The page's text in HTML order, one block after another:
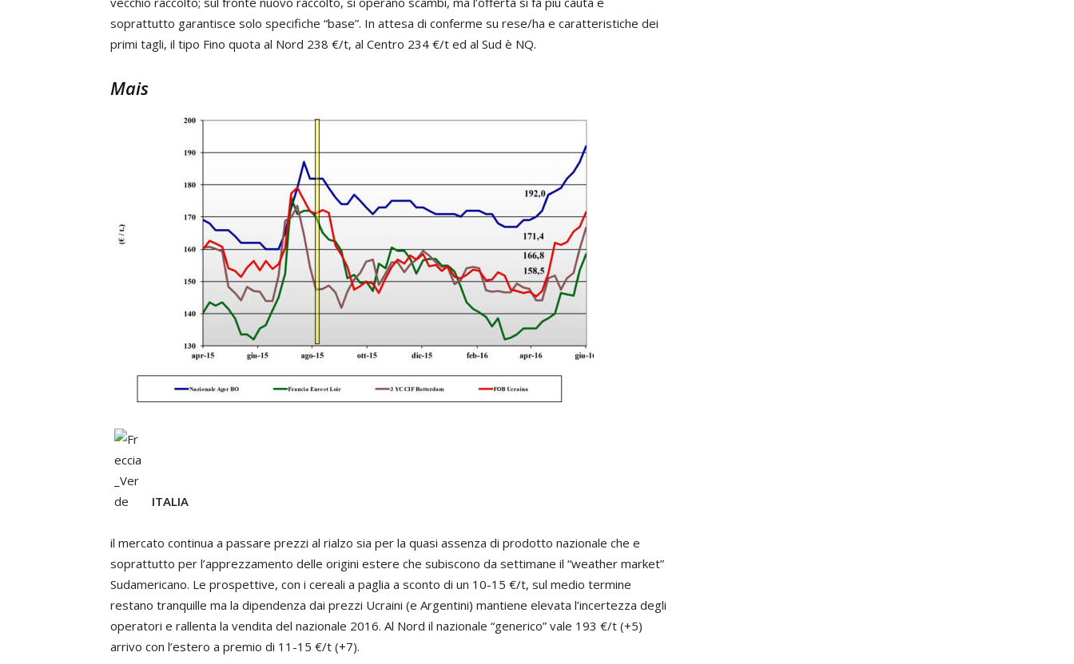
soprattutto garantisce solo specifiche “base”. In attesa di conferme su rese/ha e caratteristiche dei
primi tagli, il tipo Fino quota al Nord 238 €/t, al Centro 234 €/t ed al Sud è NQ.
Mais
ITALIA
il mercato continua a passare prezzi al rialzo sia per la quasi assenza di prodotto nazionale che e
soprattutto per l’apprezzamento delle origini estere che subiscono da settimane il “weather market”
Sudamericano. Le prospettive, con i cereali a paglia a sconto di un 10-15 €/t, sul medio termine
restano tranquille ma la dipendenza dai prezzi Ucraini (e Argentini) mantiene elevata l’incertezza degli
operatori e rallenta la vendita del nazionale 2016. Al Nord il nazionale “generico” vale 193 €/t (+5)
arrivo con l’estero a premio di 11-15 €/t (+7).